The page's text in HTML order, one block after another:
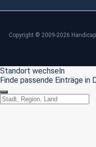
Copyright © 2009-2026
Standort wechseln
Finde passende Einträge in
Standort wechseln